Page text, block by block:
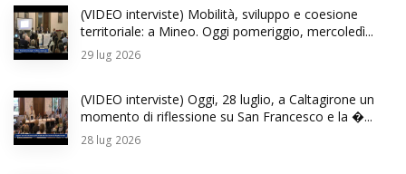
(VIDEO interviste) Mobilità, sviluppo e coesione
territoriale: a Mineo. Oggi pomeriggio, mercoledì...
29 lug 2026
(VIDEO interviste) Oggi, 28 luglio, a Caltagirone un
momento di riflessione su San Francesco e la �...
28 lug 2026